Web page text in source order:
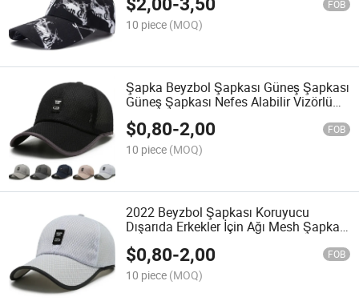
$2,00-3,50 FOB
10 piece (MOQ)
Şapka Beyzbol Şapkası Güneş Şapkası
Güneş Şapkası Nefes Alabilir Vizörlü
Şapka Büyük Kenarlı Dış Mekan Güneş
Ağı Şapkası
$0,80-2,00 FOB
10 piece (MOQ)
2022 Beyzbol Şapkası Koruyucu
Dışarıda Erkekler İçin Ağı Mesh Şapka
Nefes Alabilir Anti-Güneş Şapkası
$0,80-2,00 FOB
10 piece (MOQ)